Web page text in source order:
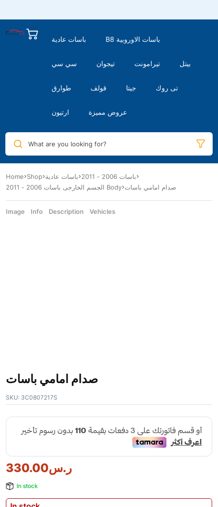
باسات عادية B8 باسات الاوروبية
سي سي تيجوان تيرامونت بيتل
طوارق قولف جيتا تى روك
ارتيون عروض مميزة
What are you looking for?
Home Shop باسات عادية
باسات 2006 - 2011
الجسم الخارجى باسات 2006 - 2011 Body صدام امامي باسات
Image Info Description Vehicles
صدام امامي باسات
SKU: 3C0807217S
ر.س330.00
In stock